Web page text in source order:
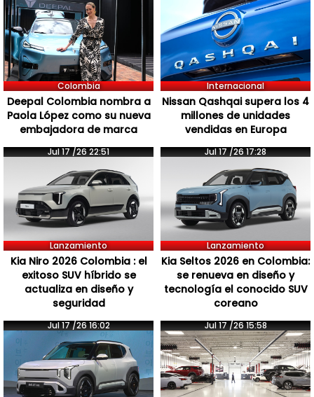
Colombia
Deepal Colombia nombra a
Paola López como su nueva
embajadora de marca
Internacional
Nissan Qashqai supera los 4
millones de unidades
vendidas en Europa
Jul 17 /26 22:51
Lanzamiento
Kia Niro 2026 Colombia : el
exitoso SUV híbrido se
actualiza en diseño y
seguridad
Jul 17 /26 17:28
Lanzamiento
Kia Seltos 2026 en Colombia:
se renueva en diseño y
tecnología el conocido SUV
coreano
Jul 17 /26 16:02 Jul 17 /26 15:58